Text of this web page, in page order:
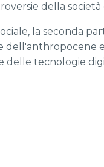
della
la seconda
tecnologie